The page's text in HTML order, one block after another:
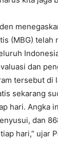
(MBG) telah
dan
tersebut di
sekarang
hari. Angka
dan
hari,” ujar